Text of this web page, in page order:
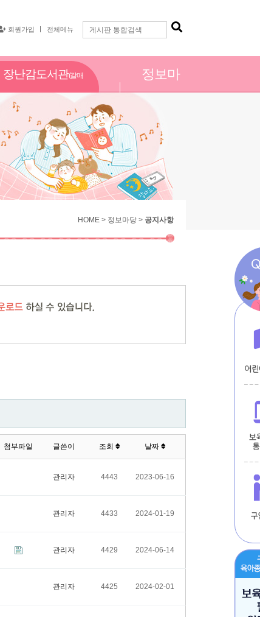
회원가입 전체메뉴
장난감도서관(갈매
정보마
HOME > 정보마당 > 공지사항
첨부파일 글쓴이 조회 날짜
관리자 4443 2023-06-16
관리자 4433 2024-01-19
관리자 4429 2024-06-14
관리자 4425 2024-02-01